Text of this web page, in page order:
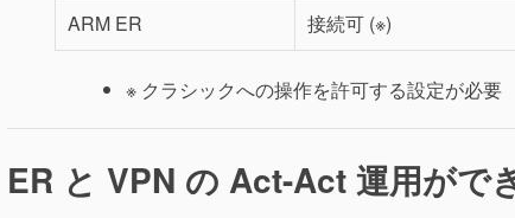
ARM ER
接続可 (※)
※ クラシックへの操作を許可する設定が必要
ER と VPN の Act-Act 運用がで